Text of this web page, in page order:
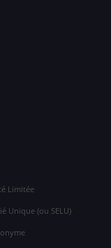
Limitée
Unique (ou SELU)